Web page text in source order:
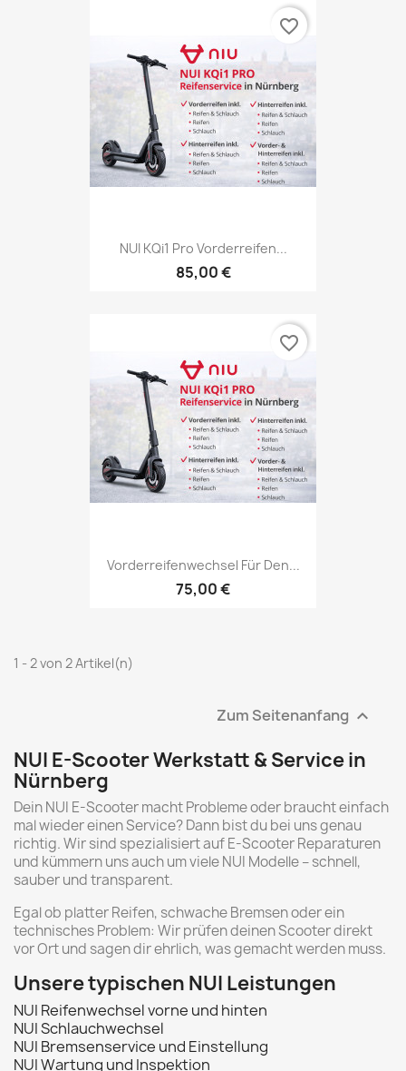
NUI KQi1 Pro Vorderreifen...
85,00 €
favorite_border
Vorderreifenwechsel Für Den...
75,00 €
favorite_border
1 - 2 von 2 Artikel(n)
Zum Seitenanfang 
NUI E-Scooter Werkstatt & Service in
Nürnberg
Dein NUI E-Scooter macht Probleme oder braucht einfach
mal wieder einen Service? Dann bist du bei uns genau
richtig. Wir sind spezialisiert auf E-Scooter Reparaturen
und kümmern uns auch um viele NUI Modelle – schnell,
sauber und transparent.
Egal ob platter Reifen, schwache Bremsen oder ein
technisches Problem: Wir prüfen deinen Scooter direkt
vor Ort und sagen dir ehrlich, was gemacht werden muss.
Unsere typischen NUI Leistungen
NUI Reifenwechsel vorne und hinten
NUI Schlauchwechsel
NUI Bremsenservice und Einstellung
NUI Wartung und Inspektion